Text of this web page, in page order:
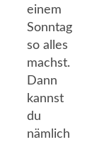
einem
Sonntag
so alles
machst.
Dann
kannst
du
nämlich